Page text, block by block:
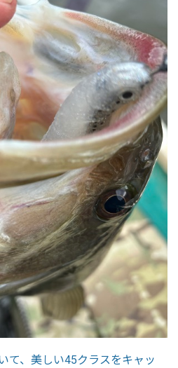
て、美しい45クラスをキャッ